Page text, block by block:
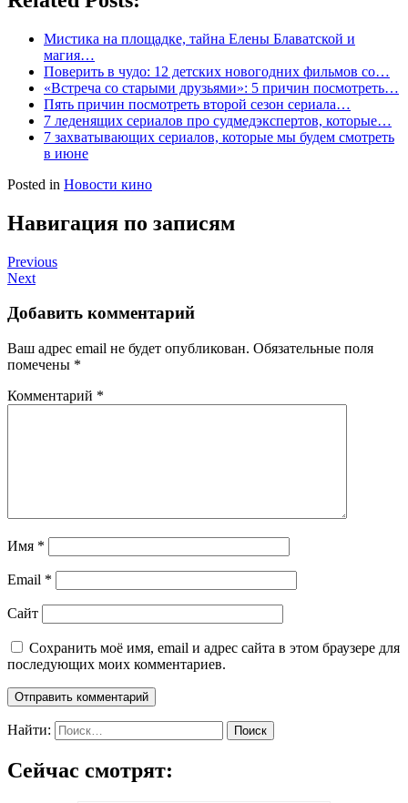
Мистика на площадке, тайна Елены Блаватской и
магия…
Поверить в чудо: 12 детских новогодних фильмов со…
«Встреча со старыми друзьями»: 5 причин посмотреть…
Пять причин посмотреть второй сезон сериала…
7 леденящих сериалов про судмедэкспертов, которые…
7 захватывающих сериалов, которые мы будем смотреть
в июне
Posted in Новости кино
Навигация по записям
Previous
Next
Добавить комментарий
Ваш адрес email не будет опубликован. Обязательные поля
помечены *
Комментарий *
Имя *
Email *
Сайт
Сохранить моё имя, email и адрес сайта в этом браузере для
последующих моих комментариев.
Найти:
Сейчас смотрят: